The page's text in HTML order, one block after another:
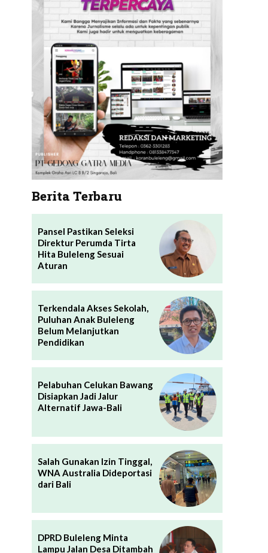
Berita Terbaru
Pansel Pastikan Seleksi
Direktur Perumda Tirta
Hita Buleleng Sesuai
Aturan
Terkendala Akses Sekolah,
Puluhan Anak Buleleng
Belum Melanjutkan
Pendidikan
Pelabuhan Celukan Bawang
Disiapkan Jadi Jalur
Alternatif Jawa-Bali
Salah Gunakan Izin Tinggal,
WNA Australia Dideportasi
dari Bali
DPRD Buleleng Minta
Lampu Jalan Desa Ditambah